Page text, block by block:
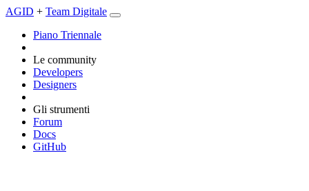
AGID + Team Digitale
Piano Triennale
Le community
Developers
Designers
Gli strumenti
Forum
Docs
GitHub